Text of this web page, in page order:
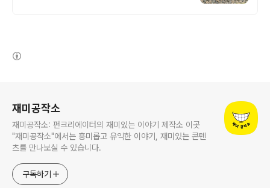
재미공작소
재미공작소: 펀크리에이터의 재미있는 이야기 제작소 이곳
"재미공작소"에서는 흥미롭고 유익한 이야기, 재미있는 콘텐
츠를 만나보실 수 있습니다.
구독하기